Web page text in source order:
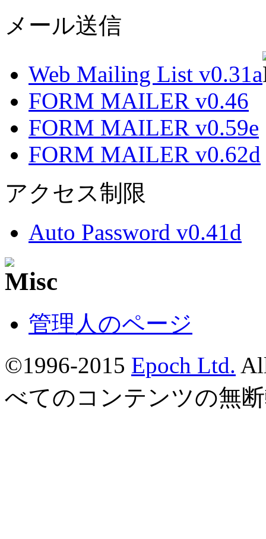
メール送信
Web Mailing List v0.31a
FORM MAILER v0.46
FORM MAILER v0.59e
FORM MAILER v0.62d
アクセス制限
Auto Password v0.41d
管理人のページ
©1996-2015 Epoch Ltd.
べてのコンテンツの無